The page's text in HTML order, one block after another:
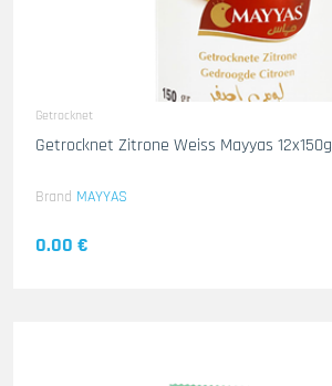
Getrocknet
Getrocknet Zitrone Weiss Mayyas 12x150g
Brand MAYYAS
0.00 €